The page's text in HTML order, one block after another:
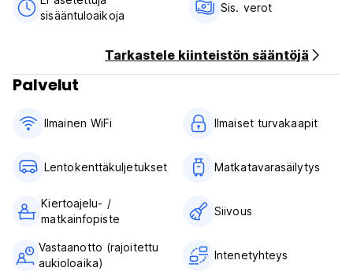
Hiriketiya-matkasi tulee olla unohtumaton, täynnä naurua ja
Uskomme vahvaan yhteisöhenkeen, ja hostellimme pyrkii
toimimaan alustana tehdäksesi ajasta täällä ikimuistoisen.
Vietä aikaa oleskelutilassamme, valmista ruokia eri puolilta
peleistä ja päivittäisistä yhteisöllisistä toiminnoista.
Huomautus: 22. joulukuuta - 2. tammikuuta on Sri Lankan
takuumaksun varausten turvaamiseksi tänä aikana. (Auto-
translated from original language)
sisääntuloaikoja
Sis. verot
Tarkastele kiinteistön sääntöjä
Palvelut
Ilmainen WiFi Ilmaiset turvakaapit
Lentokenttäkuljetukset Matkatavarasäilytys
Kiertoajelu- /
matkainfopiste
Siivous
Vastaanotto (rajoitettu
aukioloaika)
Intenetyhteys